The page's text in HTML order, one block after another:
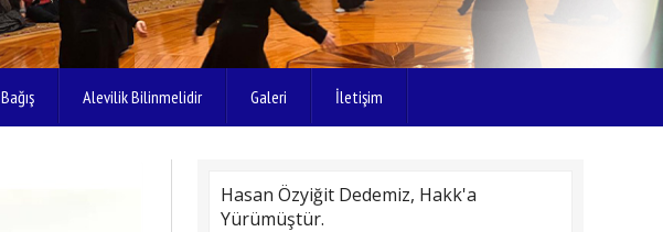
Bağış Alevilik Bilinmelidir Galeri İletişim
Hasan Özyiğit Dedemiz, Hakk'a
Yürümüştür.